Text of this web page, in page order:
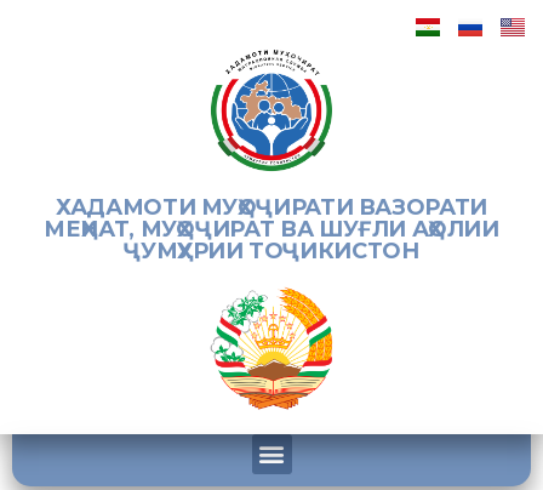
ХАДАМОТИ МУҲОҶИРАТИ ВАЗОРАТИ
МЕҲНАТ, МУҲОҶИРАТ ВА ШУҒЛИ АҲОЛИИ
ҶУМҲУРИИ ТОҶИКИСТОН